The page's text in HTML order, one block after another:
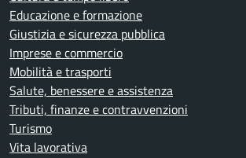
Educazione e formazione
Giustizia e sicurezza pubblica
Imprese e commercio
Mobilità e trasporti
Salute, benessere e assistenza
Tributi, finanze e contravvenzioni
Turismo
Vita lavorativa